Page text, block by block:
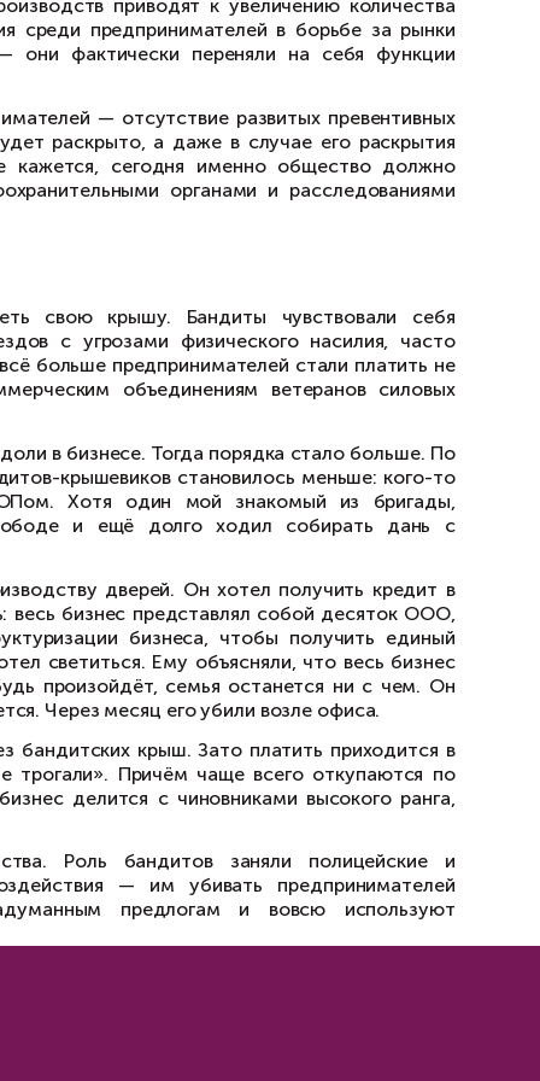
дел по убийствам предпринимателей
граждан отсутствует страх перед
состав — убийство лица,
кодекс. Хотя, конечно,
определённо необходимо ужесточить
конкуренция среди
органов — они фактически
преступление не будет раскрыто, а
беспредел. Мне кажется, сегодня
контроль за правоохранительными
приходилось иметь свою крышу.
убийств и наездов с угрозами
бесполезно. Затем всё больше
некоммерческим
С годами бандитов-крышевиков
то становился ЧОПом. Хотя один
остался на свободе и ещё